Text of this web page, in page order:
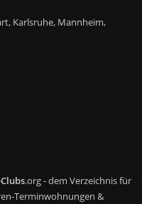
Karlsruhe, Mannheim,
.org - dem Verzeichnis für
Terminwohnungen &